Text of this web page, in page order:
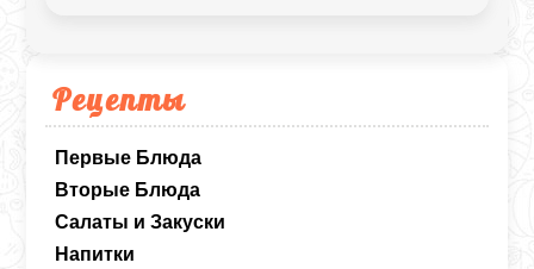
Рецепты
Первые Блюда
Вторые Блюда
Салаты и Закуски
Напитки